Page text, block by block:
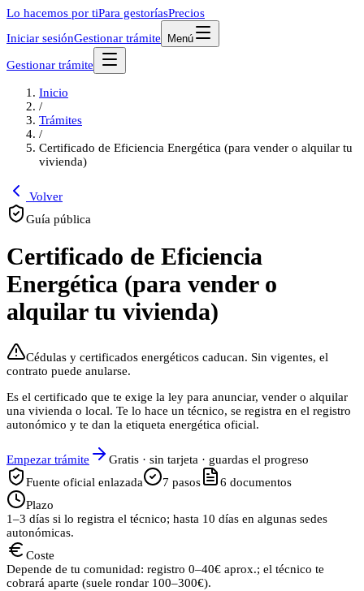
Lo hacemos por tiPara gestoríasPrecios
Iniciar sesiónGestionar trámite Menú
Gestionar trámite
Inicio
/
Trámites
/
Certificado de Eficiencia Energética (para vender o alquilar tu
vivienda)
Volver
Guía pública
Certificado de Eficiencia
Energética (para vender o
alquilar tu vivienda)
Cédulas y certificados energéticos caducan. Sin vigentes, el
contrato puede anularse.
Es el certificado que te exige la ley para anunciar, vender o alquilar
una vivienda o local. Te lo hace un técnico, se registra en el registro
autonómico y te dan la etiqueta energética oficial.
Empezar trámite
Gratis · sin tarjeta · guardas el progreso
Fuente oficial enlazada
7 pasos 6 documentos
Plazo
1–3 días si lo registra el técnico; hasta 10 días en algunas sedes
autonómicas.
Coste
Depende de tu comunidad: registro 0–40€ aprox.; el técnico te
cobrará aparte (suele rondar 100–300€).